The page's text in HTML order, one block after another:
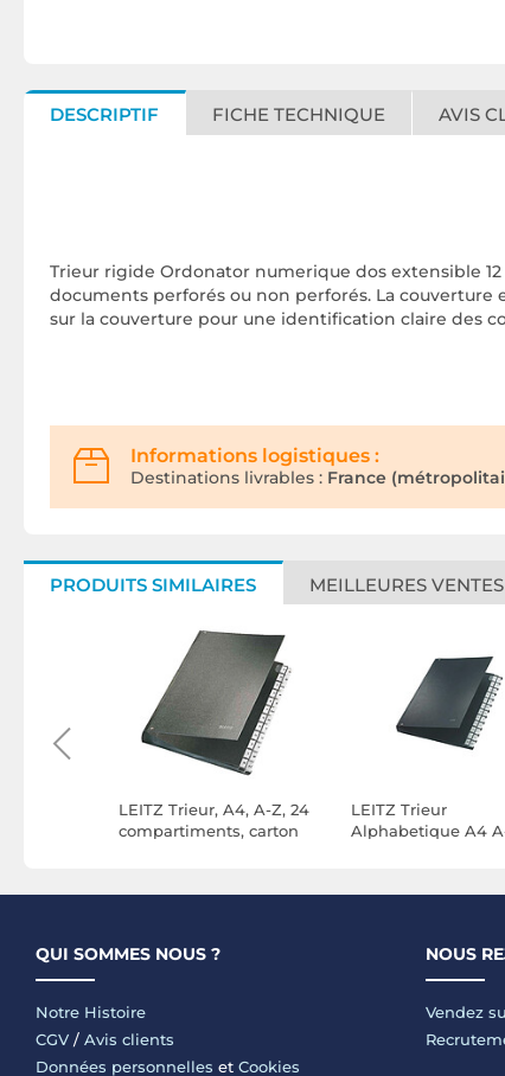
DESCRIPTIF FICHE TECHNIQUE AVIS
Trieur rigide Ordonator numerique dos extensible
documents perforés ou non perforés. La
sur la couverture pour une identification claire des
Informations logistiques :
Destinations livrables : France
PRODUITS SIMILAIRES MEILLEURES VENTES
LEITZ Trieur, A4, A-Z, 24
compartiments, carton
LEITZ Trieur
Alphabetique A4
QUI SOMMES NOUS ?
Notre Histoire
CGV / Avis clients
Données personnelles et Cookies
NOUS
Vendez